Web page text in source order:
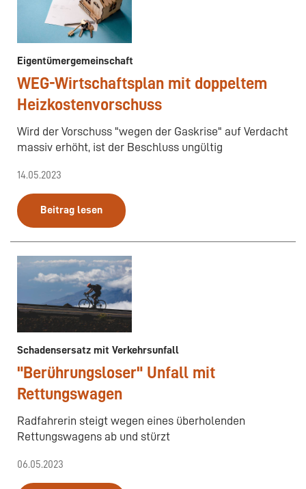
Eigentümergemeinschaft
WEG-Wirtschaftsplan mit doppeltem
Heizkostenvorschuss
Wird der Vorschuss "wegen der Gaskrise" auf Verdacht
massiv erhöht, ist der Beschluss ungültig
14.05.2023
Beitrag lesen
Schadensersatz mit Verkehrsunfall
"Berührungsloser" Unfall mit
Rettungswagen
Radfahrerin steigt wegen eines überholenden
Rettungswagens ab und stürzt
06.05.2023